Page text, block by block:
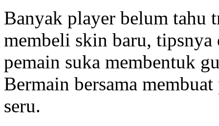
Banyak player belum tahu
membeli skin baru,
pemain suka membentuk
Bermain bersama
seru.